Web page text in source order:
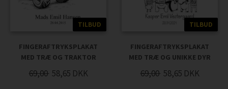
TILBUD
FINGERAFTRYKSPLAKAT
MED TRÆ OG TRAKTOR
69,00 58,65 DKK
TILBUD
FINGERAFTRYKSPLAKAT
MED TRÆ OG UNIKKE DYR
69,00 58,65 DKK